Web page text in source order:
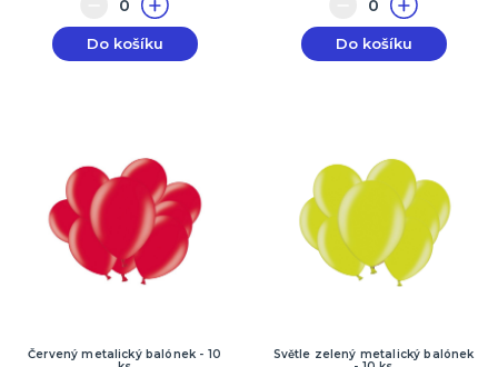
Do košíku Do košíku
Červený metalický balónek - 10
Světle zelený metalický balónek